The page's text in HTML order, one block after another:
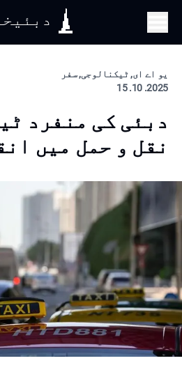
یو اے ای, ٹیکنالوجی, سفر
2025. 10. 15
دبئی کی منفرد
نقل و حمل میں